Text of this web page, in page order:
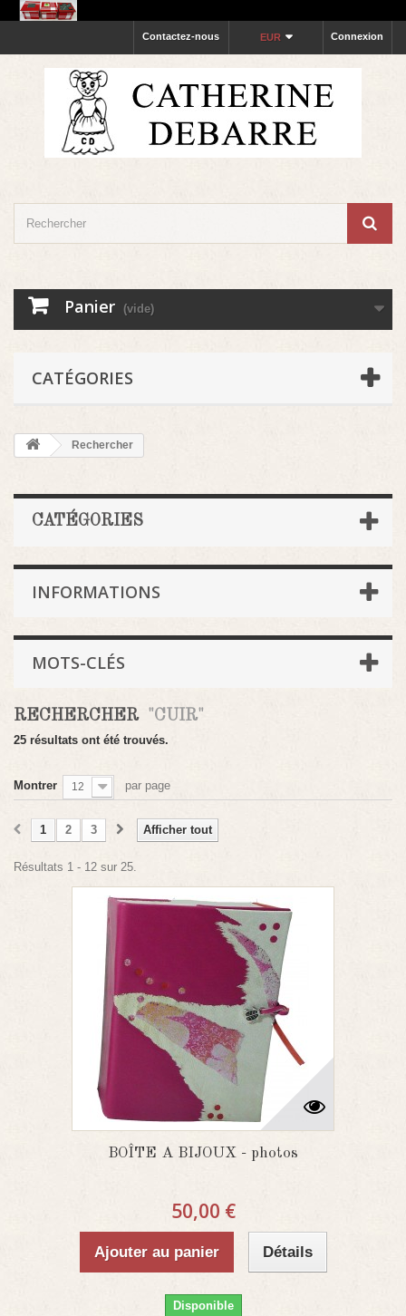
Connexion
EUR
Contactez-nous
Panier (vide)
CATÉGORIES
Rechercher
CATÉGORIES
INFORMATIONS
MOTS-CLÉS
RECHERCHER "CUIR"
25 résultats ont été trouvés.
Montrer 12 par page
Afficher tout
1 2 3
Résultats 1 - 12 sur 25.
BOÎTE A BIJOUX - photos
50,00 €
Ajouter au panier Détails
Disponible